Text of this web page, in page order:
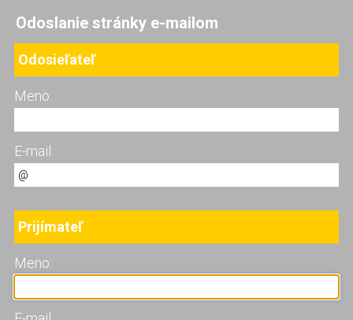
Odoslanie stránky e-mailom
Odosieľateľ
Meno:
E-mail:
Prijímateľ
Meno: